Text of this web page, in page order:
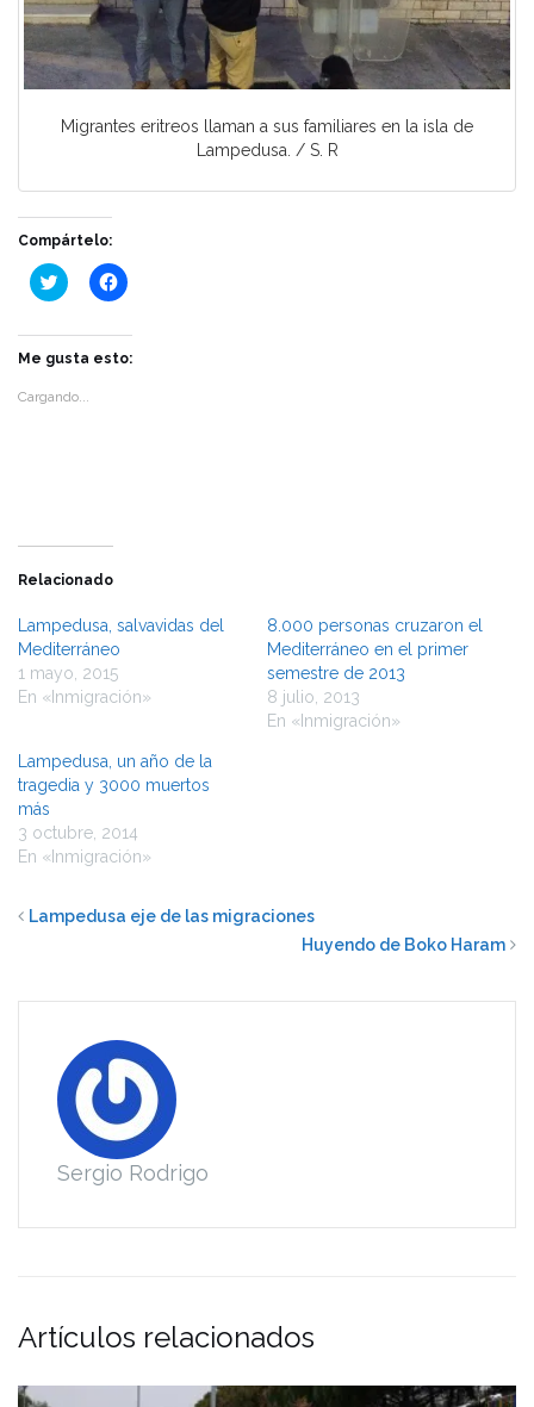
Migrantes eritreos llaman a sus familiares en la isla de
Lampedusa. / S. R
Compártelo:
Haz
clic
en
Twitter
abre
en
Haz
clic
en
Facebook
Me gusta esto:
Cargando...
Relacionado
Lampedusa, salvavidas del
Mediterráneo
1 mayo, 2015
En «Inmigración»
8.000 personas cruzaron el
Mediterráneo en el primer
semestre de 2013
8 julio, 2013
En «Inmigración»
Lampedusa, un año de la
tragedia y 3000 muertos
más
3 octubre, 2014
En «Inmigración»
Lampedusa eje de las migraciones
Huyendo de Boko Haram
Sergio Rodrigo
Artículos relacionados